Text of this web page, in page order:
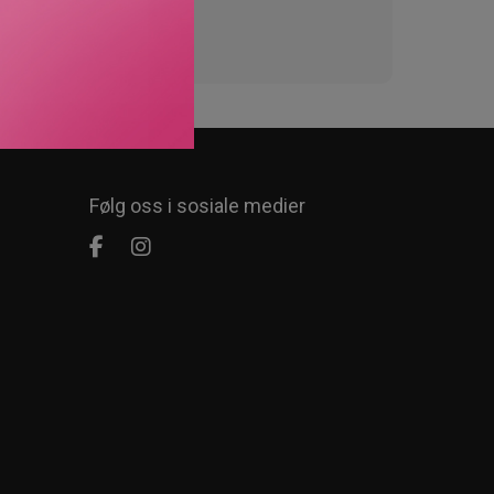
Følg oss i sosiale medier